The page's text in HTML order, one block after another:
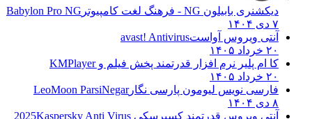
دیکشنری بابیلون NG - فرهنگ لغت کامپیوتر
Babylon Pro NG
۷ دی ۱۴۰۴
آنتی ویروس آواستavast! Antivirus
۲۰ خرداد ۱۴۰۵
کا ام پلیر نرم افزار قدرتمند پخش فیلم وKMPlayer
۲۰ خرداد ۱۴۰۵
فارسی نویس لیومون پارسی نگارLeoMoon ParsiNegar
۸ دی ۱۴۰۴
آنتی ویروس قدرتمند کسپرسکی 2025 Kaspersky Anti Virus